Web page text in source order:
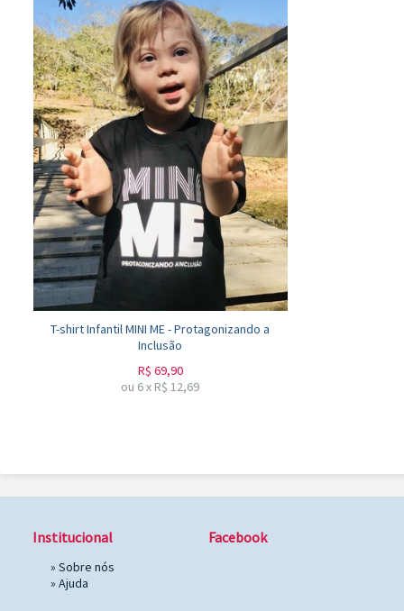
T-shirt Infantil MINI ME - Protagonizando a
Inclusão
R$ 69,90
ou 6x R$12,69
Institucional
» Sobre nós
» Ajuda
Facebook